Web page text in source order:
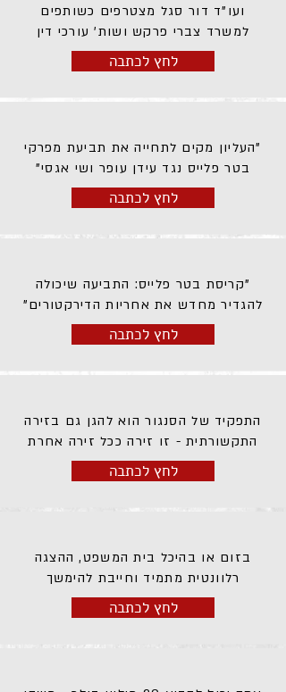
ועו"ד דור סגל מצטרפים כשותפים
למשרד צברי פרקש ושות' עורכי דין
לחץ לכתבה
"העליון מקים לתחייה את תביעת מפרקי
בטר פלייס נגד עידן עופר ושי אגסי"
לחץ לכתבה
"קריסת בטר פלייס: התביעה שיכולה
להגדיר מחדש את אחריות הדירקטורים"
לחץ לכתבה
התפקיד של הסנגור הוא להגן גם בזירה
התקשורתית - זו זירה ככל זירה אחרת
לחץ לכתבה
בזום או בהיכל בית המשפט, ההצגה
רלוונטית מתמיד וחייבת להימשך
לחץ לכתבה